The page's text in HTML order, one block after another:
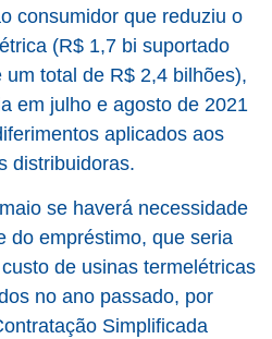
consumidor que reduziu o
(R$ 1,7 bi suportado
total de R$ 2,4 bilhões),
em julho e agosto de 2021
aplicados aos
distribuidoras.
se haverá necessidade
do empréstimo, que seria
de usinas termelétricas
no ano passado, por
Simplificada